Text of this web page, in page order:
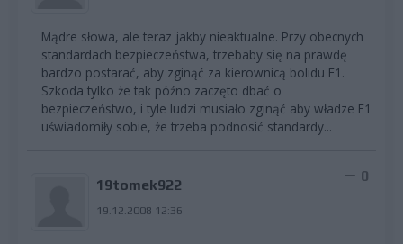
Mądre słowa, ale teraz jakby nieaktualne. Przy obecnych
standardach bezpieczeństwa, trzebaby się na prawdę
bardzo postarać, aby zginąć za kierownicą bolidu F1.
Szkoda tylko że tak późno zaczęto dbać o
bezpieczeństwo, i tyle ludzi musiało zginąć aby władze F1
uświadomiły sobie, że trzeba podnosić standardy...
19tomek922
19.12.2008 12:36
0